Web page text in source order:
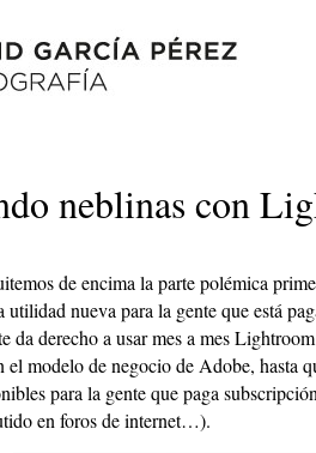
neblinas con
de encima la parte polémica
utilidad nueva para la gente que está
da derecho a usar mes a mes
el modelo de negocio de Adobe, hasta
para la gente que paga
en foros de internet…).